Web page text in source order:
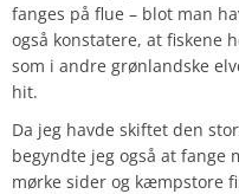
fanges på flue – blot man
også konstatere, at fiskene
som i andre grønlandske
hit.
Da jeg havde skiftet den
begyndte jeg også at fange
mørke sider og kæmpstore